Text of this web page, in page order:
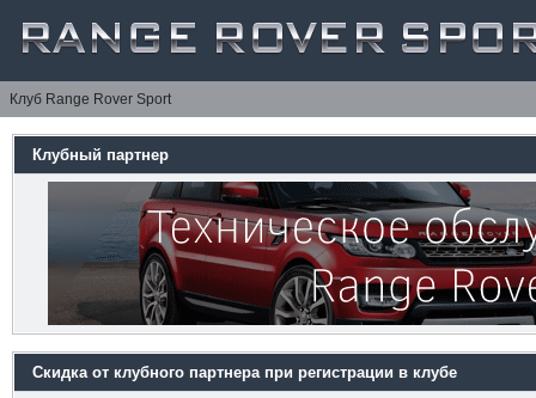
Клуб Range Rover Sport
Клубный партнер
Скидка от клубного партнера при регистрации в клубе